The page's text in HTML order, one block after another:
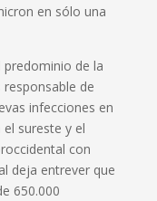
en sólo una
predominio de la
de
infecciones en
sureste y el
con
deja entrever que
650.000